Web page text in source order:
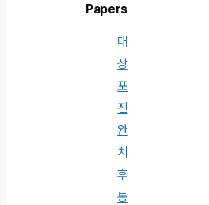
Papers
대
상
포
진
완
치
후
통